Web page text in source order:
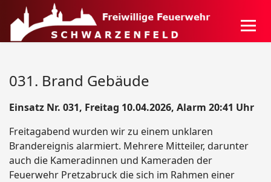
031. Brand Gebäude
Einsatz Nr. 031, Freitag 10.04.2026, Alarm 20:41 Uhr
Freitagabend wurden wir zu einem unklaren
Brandereignis alarmiert. Mehrere Mitteiler, darunter
auch die Kameradinnen und Kameraden der
Feuerwehr Pretzabruck die sich im Rahmen einer